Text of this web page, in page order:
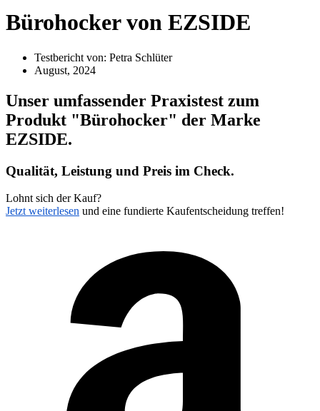
Bürohocker von EZSIDE
Testbericht von: Petra Schlüter
August, 2024
Unser umfassender Praxistest zum
Produkt "Bürohocker" der Marke
EZSIDE.
Qualität, Leistung und Preis im Check.
Lohnt sich der Kauf?
Jetzt weiterlesen und eine fundierte Kaufentscheidung treffen!